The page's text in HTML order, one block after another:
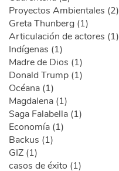
Proyectos Ambientales (2)
Greta Thunberg (1)
Articulación de actores (1)
Indígenas (1)
Madre de Dios (1)
Donald Trump (1)
Océana (1)
Magdalena (1)
Saga Falabella (1)
Economía (1)
Backus (1)
GIZ (1)
casos de éxito (1)